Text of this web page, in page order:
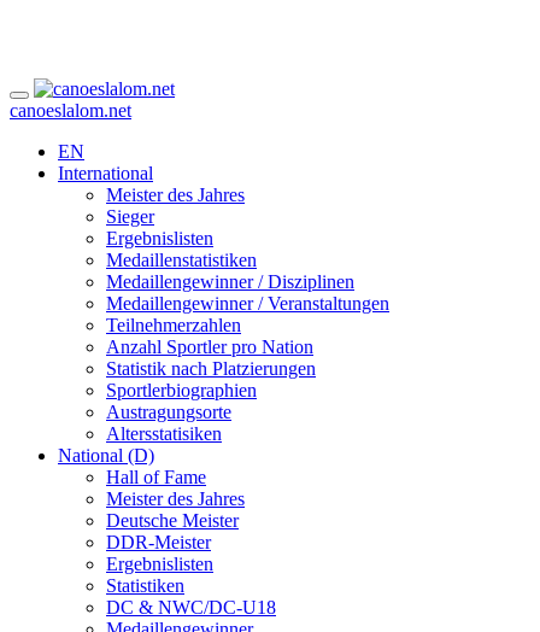
canoeslalom.net
EN
International
Meister des Jahres
Sieger
Ergebnislisten
Medaillenstatistiken
Medaillengewinner / Disziplinen
Medaillengewinner / Veranstaltungen
Teilnehmerzahlen
Anzahl Sportler pro Nation
Statistik nach Platzierungen
Sportlerbiographien
Austragungsorte
Altersstatisiken
National (D)
Hall of Fame
Meister des Jahres
Deutsche Meister
DDR-Meister
Ergebnislisten
Statistiken
DC & NWC/DC-U18